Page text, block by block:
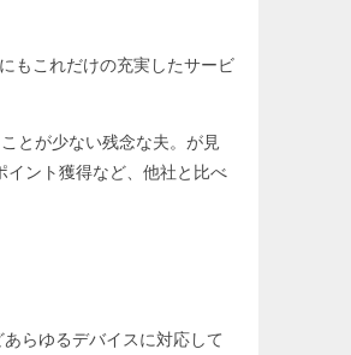
もこれだけの充実したサービ
とが少ない残念な夫。が見
イント獲得など、他社と比べ
らゆるデバイスに対応して